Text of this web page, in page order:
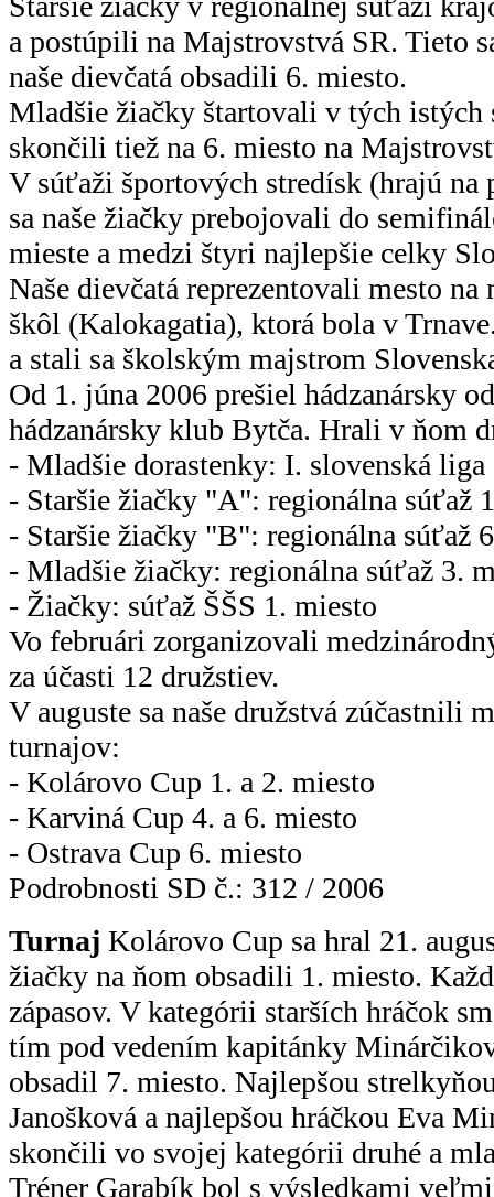
a postúpili na Majstrovstvá SR. Tieto
naše dievčatá obsadili 6. miesto.
Mladšie žiačky štartovali v tých istých
skončili tiež na 6. miesto na
V súťaži športových stredísk (hrajú na
sa naše žiačky prebojovali do
mieste a medzi štyri najlepšie celky
Naše dievčatá reprezentovali mesto
škôl (Kalokagatia), ktorá bola v
a stali sa školským majstrom
Od 1. júna 2006 prešiel hádzanársky
hádzanársky klub Bytča. Hrali v ňom
- Mladšie dorastenky: I. slovenská liga
- Staršie žiačky "A": regionálna súťaž
- Staršie žiačky "B": regionálna súťaž
- Mladšie žiačky: regionálna súťaž 3.
- Žiačky: súťaž ŠŠS 1. miesto
Vo februári zorganizovali
za účasti 12 družstiev.
V auguste sa naše družstvá zúčastnili
turnajov:
- Kolárovo Cup 1. a 2. miesto
- Karviná Cup 4. a 6. miesto
- Ostrava Cup 6. miesto
Podrobnosti SD č.: 312 / 2006
Turnaj Kolárovo Cup sa hral 21.
žiačky na ňom obsadili 1. miesto.
zápasov. V kategórii starších hráčok
tím pod vedením kapitánky
obsadil 7. miesto. Najlepšou
Janošková a najlepšou hráčkou Eva
skončili vo svojej kategórii druhé a
Tréner Garabík bol s výsledkami